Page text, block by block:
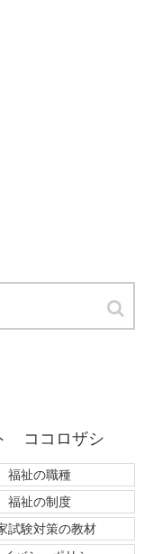
ココロザシ
福祉の職種
福祉の制度
試験対策の教材